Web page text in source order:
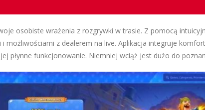
osobiste wrażenia z rozgrywki w trasie. Z pomocą
z dealerem na live. Aplikacja integruje
płynne funkcjonowanie. Niemniej wciąż jest dużo do